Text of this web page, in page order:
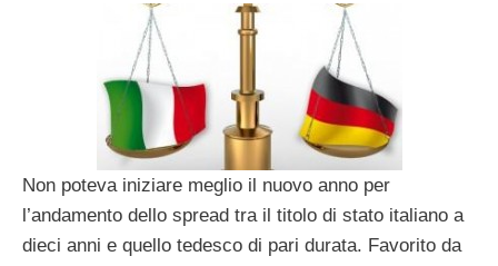
Non poteva iniziare meglio il nuovo anno per
l’andamento dello spread tra il titolo di stato italiano a
dieci anni e quello tedesco di pari durata. Favorito da